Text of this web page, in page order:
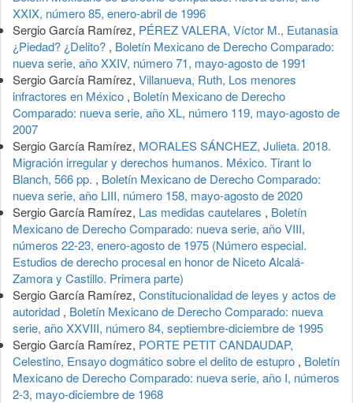
XXIX, número 85, enero-abril de 1996
Sergio García Ramírez, PÉREZ VALERA, Víctor M., Eutanasia
¿Piedad? ¿Delito? , Boletín Mexicano de Derecho Comparado:
nueva serie, año XXIV, número 71, mayo-agosto de 1991
Sergio García Ramírez, Villanueva, Ruth, Los menores
infractores en México , Boletín Mexicano de Derecho
Comparado: nueva serie, año XL, número 119, mayo-agosto de
2007
Sergio García Ramírez, MORALES SÁNCHEZ, Julieta. 2018.
Migración irregular y derechos humanos. México. Tirant lo
Blanch, 566 pp. , Boletín Mexicano de Derecho Comparado:
nueva serie, año LIII, número 158, mayo-agosto de 2020
Sergio García Ramírez, Las medidas cautelares , Boletín
Mexicano de Derecho Comparado: nueva serie, año VIII,
números 22-23, enero-agosto de 1975 (Número especial.
Estudios de derecho procesal en honor de Niceto Alcalá-
Zamora y Castillo. Primera parte)
Sergio García Ramírez, Constitucionalidad de leyes y actos de
autoridad , Boletín Mexicano de Derecho Comparado: nueva
serie, año XXVIII, número 84, septiembre-diciembre de 1995
Sergio García Ramírez, PORTE PETIT CANDAUDAP,
Celestino, Ensayo dogmático sobre el delito de estupro , Boletín
Mexicano de Derecho Comparado: nueva serie, año I, números
2-3, mayo-diciembre de 1968